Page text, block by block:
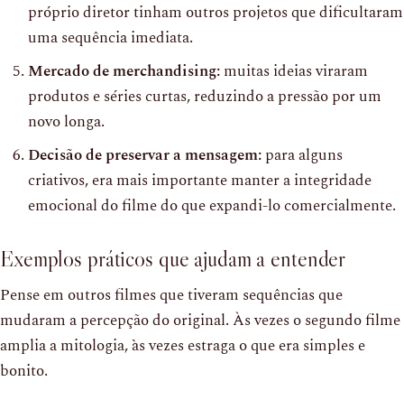
próprio diretor tinham outros projetos que dificultaram
uma sequência imediata.
Mercado de merchandising:muitas ideias viraram
produtos e séries curtas, reduzindo a pressão por um
novo longa.
Decisão de preservar a mensagem:para alguns
criativos, era mais importante manter a integridade
emocional do filme do que expandi-lo comercialmente.
Exemplos práticos que ajudam a entender
Pense em outros filmes que tiveram sequências que
mudaram a percepção do original. Às vezes o segundo filme
amplia a mitologia, às vezes estraga o que era simples e
bonito.